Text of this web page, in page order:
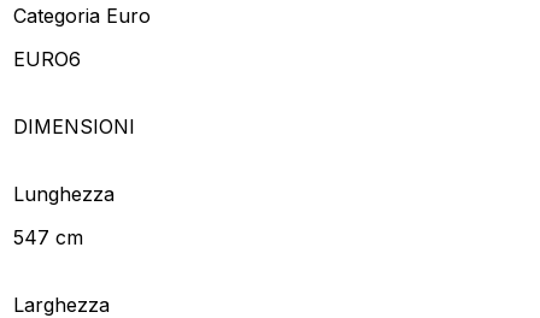
Categoria Euro
EURO6
DIMENSIONI
Lunghezza
547 cm
Larghezza